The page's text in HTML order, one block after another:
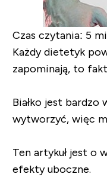
Czas czytania: 5
Każdy dietetyk
zapominają, to
Białko jest bardzo
wytworzyć, więc
Ten artykuł jest o
efekty uboczne.